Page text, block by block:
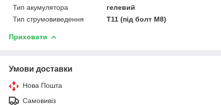
Тип акумулятора
гелевий
Тип струмовиведення
T11 (під болт М8)
Приховати
Умови доставки
Нова Пошта
Самовивіз